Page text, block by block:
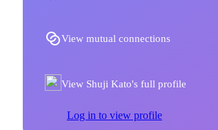
View mutual connections
View Shuji Kato's full profile
Log in to view profile